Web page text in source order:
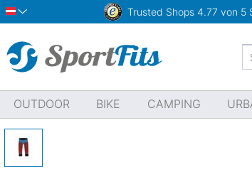
Österreich Trusted Shops 4.77 von 5
OUTDOOR BIKE CAMPING